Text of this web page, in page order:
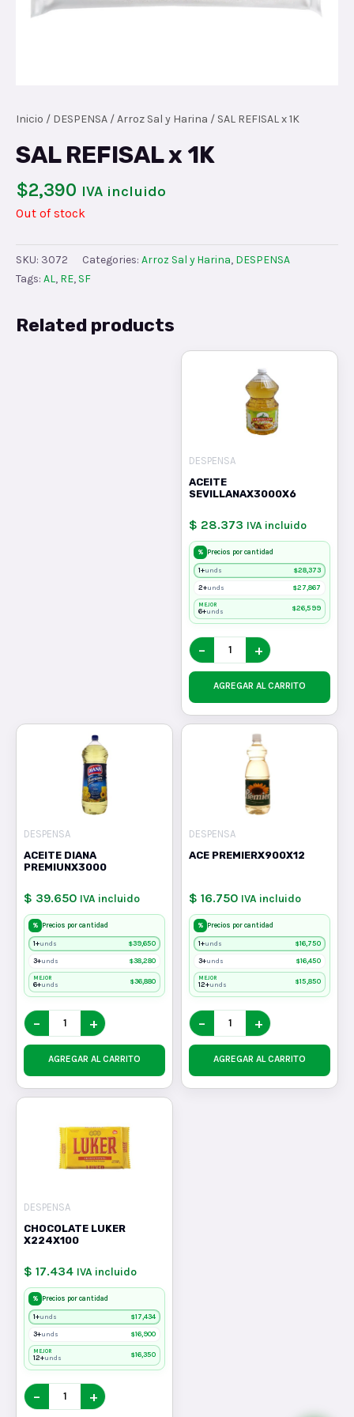
Inicio / DESPENSA /Arroz Sal y Harina / SAL REFISAL x 1K
SAL REFISAL x 1K
$2,390 IVA incluido
Out of stock
SKU: 3072 Categories: Arroz Sal y Harina, DESPENSA
Tags: AL, RE, SF
Related products
DESPENSA
ACEITE
SEVILLANAX3000X6
$ 28.373 IVA incluido
% Precios por cantidad
1+unds $28,373
2+unds $27,867
MEJOR
6+unds $26,599
− +
AGREGAR AL CARRITO
DESPENSA
ACEITE DIANA
PREMIUNX3000
$ 39.650 IVA incluido
% Precios por cantidad
1+unds $39,650
3+unds $38,280
MEJOR
6+unds $36,880
− +
AGREGAR AL CARRITO
DESPENSA
ACE PREMIERX900X12
$ 16.750 IVA incluido
% Precios por cantidad
1+unds $16,750
3+unds $16,450
MEJOR
12+unds $15,850
− +
AGREGAR AL CARRITO
DESPENSA
CHOCOLATE LUKER
X224X100
$ 17.434 IVA incluido
% Precios por cantidad
1+unds $17,434
3+unds $16,900
MEJOR
12+unds $16,350
− +